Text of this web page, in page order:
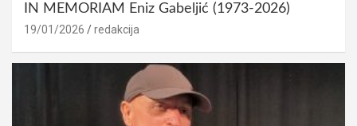
IN MEMORIAM Eniz Gabeljić (1973-2026)
19/01/2026 redakcija